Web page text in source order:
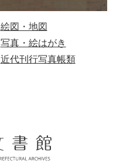
絵図・地図
写真・絵はがき
近代刊行写真帳類